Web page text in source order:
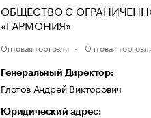
ОБЩЕСТВО С
«ГАРМОНИЯ»
Оптовая торговля Оптовая
Генеральный Директор:
Глотов Андрей Викторович
Юридический адрес: